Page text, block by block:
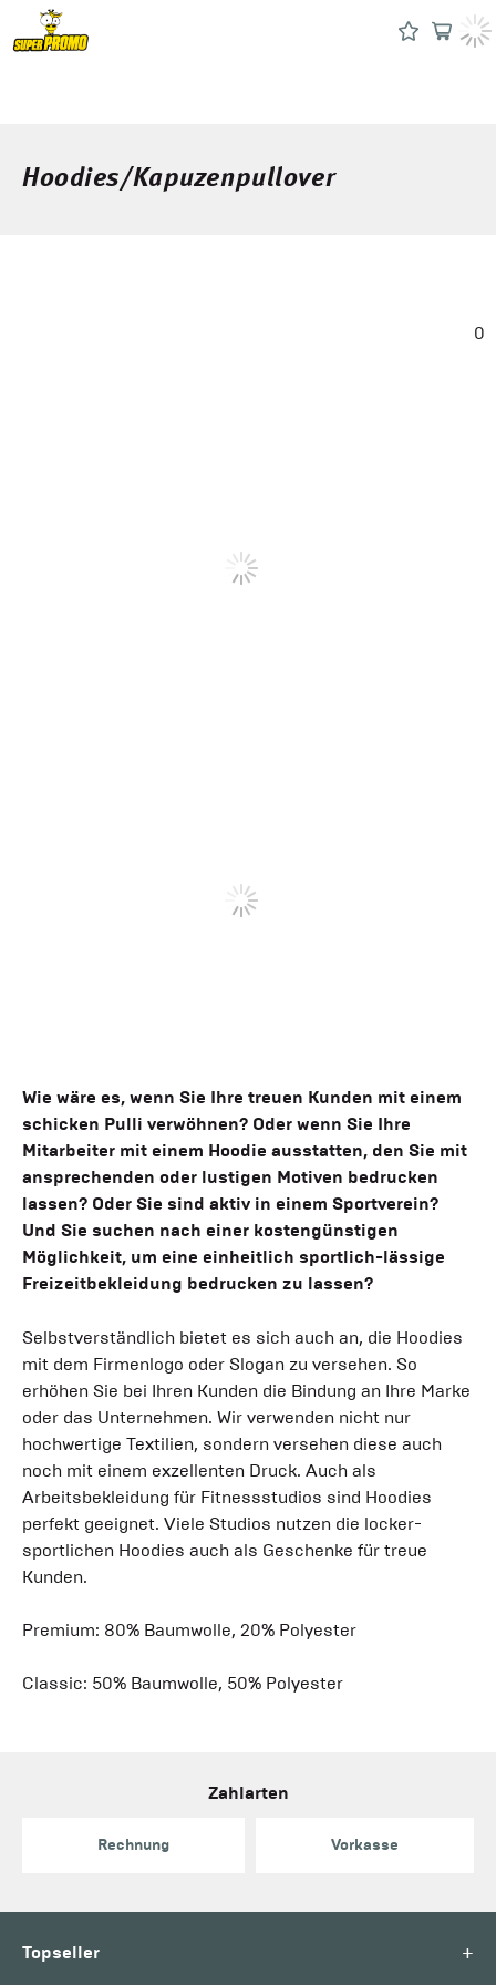
Hoodies/Kapuzenpullover
0
Wie wäre es, wenn Sie Ihre treuen Kunden mit einem
schicken Pulli verwöhnen? Oder wenn Sie Ihre
Mitarbeiter mit einem Hoodie ausstatten, den Sie mit
ansprechenden oder lustigen Motiven bedrucken
lassen? Oder Sie sind aktiv in einem Sportverein?
Und Sie suchen nach einer kostengünstigen
Möglichkeit, um eine einheitlich sportlich-lässige
Freizeitbekleidung bedrucken zu lassen?
Selbstverständlich bietet es sich auch an, die Hoodies
mit dem Firmenlogo oder Slogan zu versehen. So
erhöhen Sie bei Ihren Kunden die Bindung an Ihre Marke
oder das Unternehmen. Wir verwenden nicht nur
hochwertige Textilien, sondern versehen diese auch
noch mit einem exzellenten Druck. Auch als
Arbeitsbekleidung für Fitnessstudios sind Hoodies
perfekt geeignet. Viele Studios nutzen die locker-
sportlichen Hoodies auch als Geschenke für treue
Kunden.
Premium: 80% Baumwolle, 20% Polyester
Classic: 50% Baumwolle, 50% Polyester
Zahlarten
Rechnung Vorkasse
Topseller +